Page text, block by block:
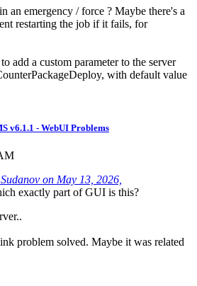
an emergency / force ? Maybe there's a
restarting the job if it fails, for
add a custom parameter to the server
with default value
v6.1.1 - WebUI Problems
on May 13, 2026,
exactly part of GUI is this?
problem solved. Maybe it was related